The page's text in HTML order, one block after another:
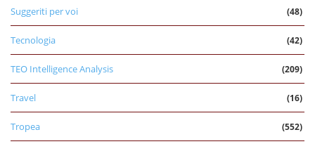
Suggeriti per voi (48)
Tecnologia (42)
TEO Intelligence Analysis (209)
Travel (16)
Tropea (552)